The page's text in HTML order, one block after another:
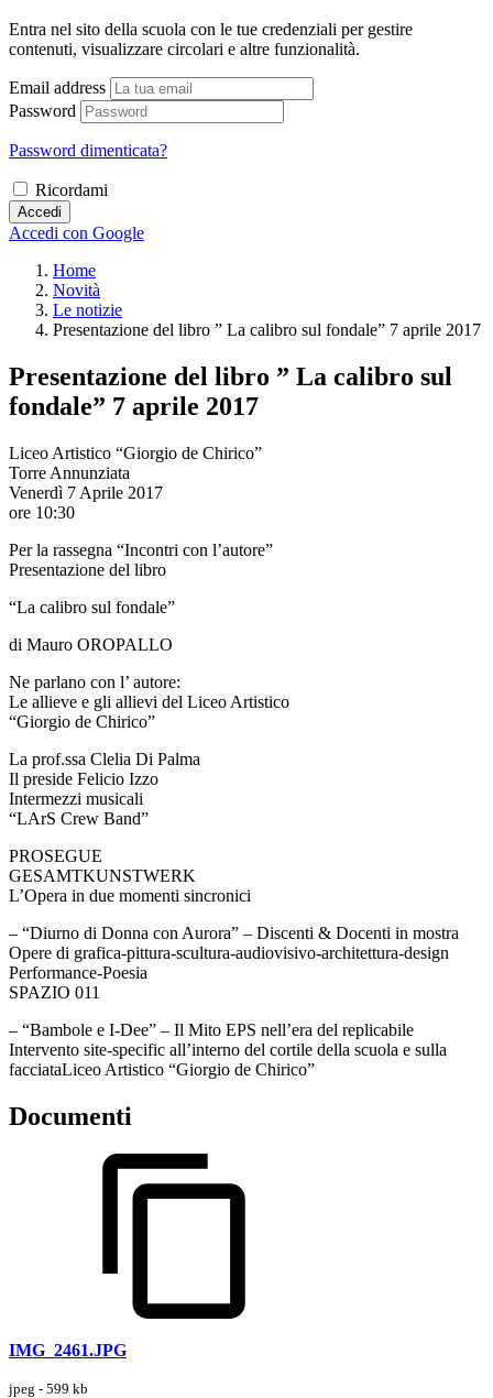
Entra nel sito della scuola con le tue credenziali per gestire
contenuti, visualizzare circolari e altre funzionalità.
Email address
Password
Password dimenticata?
Ricordami
Accedi
Accedi con Google
Home
Novità
Le notizie
Presentazione del libro ” La calibro sul fondale” 7 aprile 2017
Presentazione del libro ” La calibro sul
fondale” 7 aprile 2017
Liceo Artistico “Giorgio de Chirico”
Torre Annunziata
Venerdì 7 Aprile 2017
ore 10:30
Per la rassegna “Incontri con l’autore”
Presentazione del libro
“La calibro sul fondale”
di Mauro OROPALLO
Ne parlano con l’ autore:
Le allieve e gli allievi del Liceo Artistico
“Giorgio de Chirico”
La prof.ssa Clelia Di Palma
Il preside Felicio Izzo
Intermezzi musicali
“LArS Crew Band”
PROSEGUE
GESAMTKUNSTWERK
L’Opera in due momenti sincronici
– “Diurno di Donna con Aurora” – Discenti & Docenti in mostra
Opere di grafica-pittura-scultura-audiovisivo-architettura-design
Performance-Poesia
SPAZIO 011
– “Bambole e I-Dee” – Il Mito EPS nell’era del replicabile
Intervento site-specific all’interno del cortile della scuola e sulla
facciataLiceo Artistico “Giorgio de Chirico”
Documenti
IMG_2461.JPG
jpeg - 599 kb